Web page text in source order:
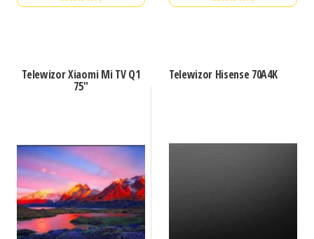
Telewizor Xiaomi Mi TV Q1
75″
Telewizor Hisense 70A4K